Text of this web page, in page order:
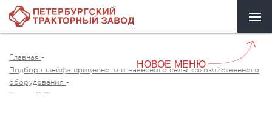
НОВОЕ МЕНЮ
Главная -
Подбор шлейфа прицепного и навесного сельскохозяйственного
оборудования -
Tempo R 12